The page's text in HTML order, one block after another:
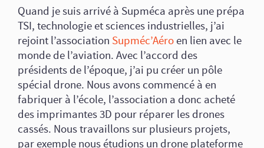
Quand je suis arrivé à Supméca après une prépa
TSI, technologie et sciences industrielles, j’ai
rejoint l’association Supméc’Aéro en lien avec le
monde de l’aviation. Avec l’accord des
présidents de l’époque, j’ai pu créer un pôle
spécial drone. Nous avons commencé à en
fabriquer à l’école, l’association a donc acheté
des imprimantes 3D pour réparer les drones
cassés. Nous travaillons sur plusieurs projets,
par exemple nous étudions un drone plateforme